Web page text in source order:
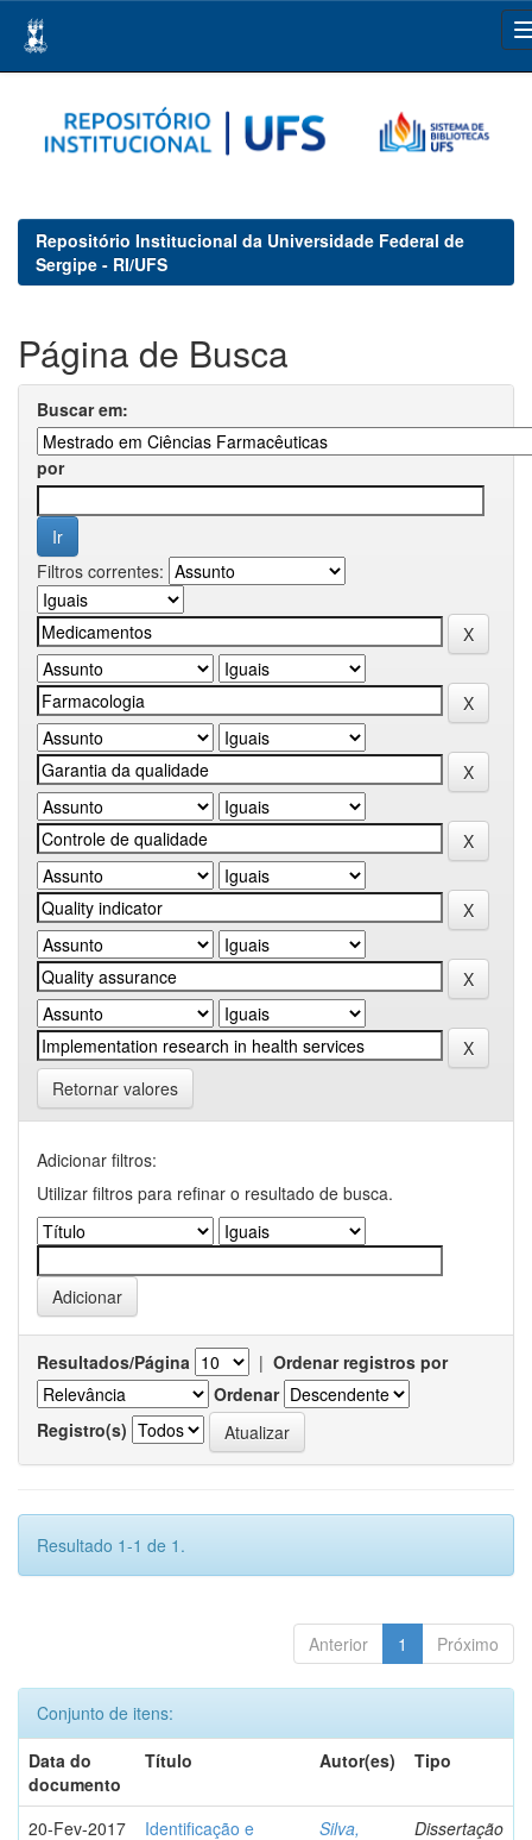
navigation
Repositório Institucional da Universidade Federal de
Sergipe - RI/UFS
Página de Busca
Buscar em:
por
Filtros correntes:
Retornar valores
Adicionar filtros:
Utilizar filtros para refinar o resultado de busca.
Resultados/Página | Ordenar registros por
Ordenar
Registro(s)
Resultado 1-1 de 1.
Anterior 1 Próximo
Conjunto de itens:
Data do
documento
Título Autor(es) Tipo
20-Fev-2017
Identificação e
Silva,
Dissertação